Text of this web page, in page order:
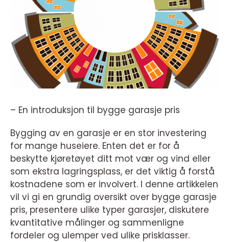
– En introduksjon til bygge garasje pris
Bygging av en garasje er en stor investering
for mange huseiere. Enten det er for å
beskytte kjøretøyet ditt mot vær og vind eller
som ekstra lagringsplass, er det viktig å forstå
kostnadene som er involvert. I denne artikkelen
vil vi gi en grundig oversikt over bygge garasje
pris, presentere ulike typer garasjer, diskutere
kvantitative målinger og sammenligne
fordeler og ulemper ved ulike prisklasser.